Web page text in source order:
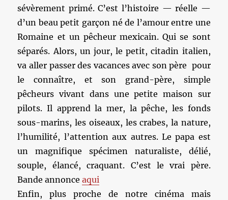
sévèrement primé. C’est l’histoire — réelle —
d’un beau petit garçon né de l’amour entre une
Romaine et un pêcheur mexicain. Qui se sont
séparés. Alors, un jour, le petit, citadin italien,
va aller passer des vacances avec son père pour
le connaître, et son grand-père, simple
pêcheurs vivant dans une petite maison sur
pilots. Il apprend la mer, la pêche, les fonds
sous-marins, les oiseaux, les crabes, la nature,
l’humilité, l’attention aux autres. Le papa est
un magnifique spécimen naturaliste, délié,
souple, élancé, craquant. C’est le vrai père.
Bande annonceaqui
Enfin, plus proche de notre cinéma mais